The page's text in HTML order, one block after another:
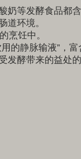
奶等发酵食品都
道环境。
烹饪中。
的静脉输液”，
发酵带来的益处